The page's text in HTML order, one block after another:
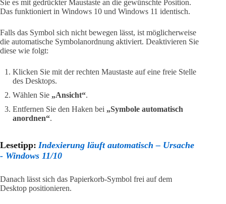
Sie es mit gedrückter Maustaste an die gewünschte Position.
Das funktioniert in Windows 10 und Windows 11 identisch.
Falls das Symbol sich nicht bewegen lässt, ist möglicherweise
die automatische Symbolanordnung aktiviert. Deaktivieren Sie
diese wie folgt:
Klicken Sie mit der rechten Maustaste auf eine freie Stelle
des Desktops.
Wählen Sie „Ansicht“.
Entfernen Sie den Haken bei „Symbole automatisch
anordnen“.
Lesetipp: Indexierung läuft automatisch – Ursache
- Windows 11/10
Danach lässt sich das Papierkorb-Symbol frei auf dem
Desktop positionieren.